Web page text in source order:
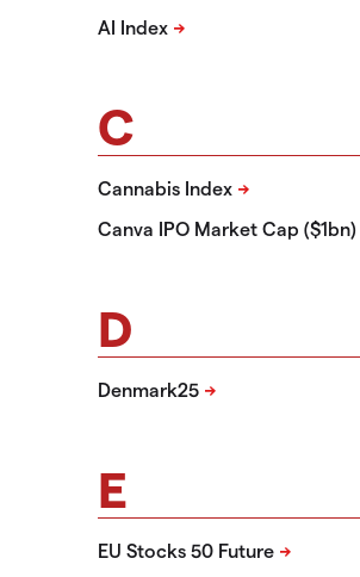
AI Index
C
Cannabis Index
Canva IPO Market Cap ($1bn)
D
Denmark25
E
EU Stocks 50 Future